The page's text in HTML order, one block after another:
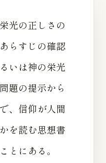
光の正しさの
らすじの確認
いは神の栄光
題の提示から
、信仰が人間
を読む思想書
とにある。